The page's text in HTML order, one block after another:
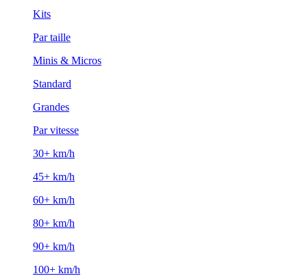
Kits
Par taille
Minis & Micros
Standard
Grandes
Par vitesse
30+ km/h
45+ km/h
60+ km/h
80+ km/h
90+ km/h
100+ km/h